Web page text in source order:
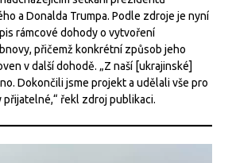
a Donalda Trumpa. Podle zdroje je nyní
rámcové dohody o vytvoření
přičemž konkrétní způsob jeho
v další dohodě. „Z naší [ukrajinské]
Dokončili jsme projekt a udělali vše pro
přijatelné,“ řekl zdroj publikaci.